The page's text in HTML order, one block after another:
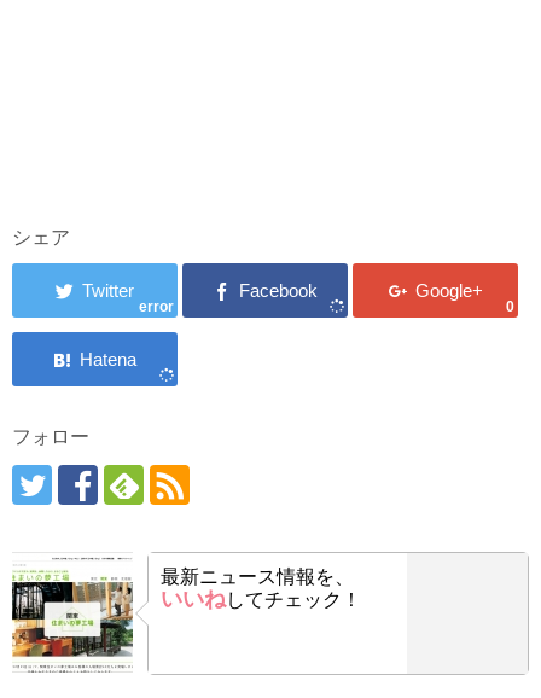
シェア
error 0
フォロー
最新ニュース情報を、
いいねしてチェック！